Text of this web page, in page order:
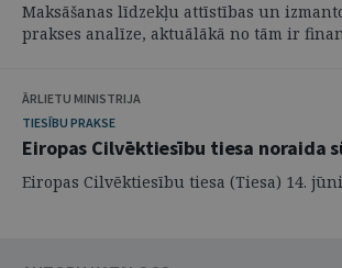
Maksāšanas līdzekļu attīstības un
prakses analīze, aktuālākā no tām ir
ĀRLIETU MINISTRIJA
TIESĪBU PRAKSE
Eiropas Cilvēktiesību tiesa noraida
Eiropas Cilvēktiesību tiesa (Tiesa) 14.